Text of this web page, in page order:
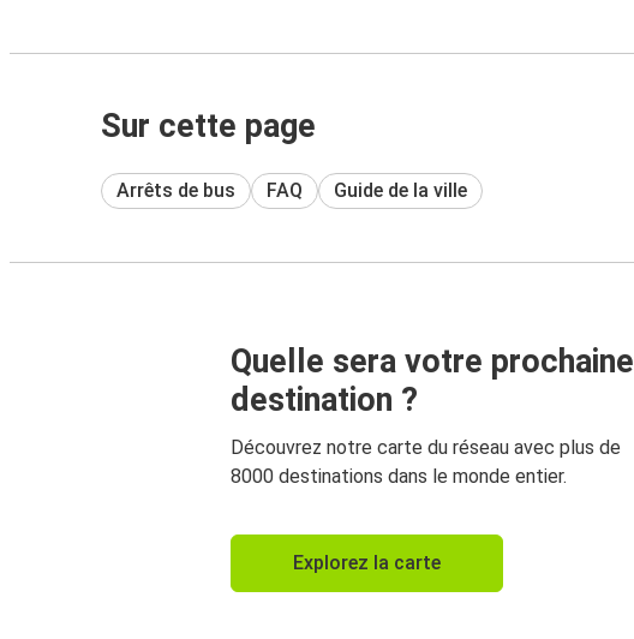
Sur cette page
Arrêts de bus FAQ Guide de la ville
Quelle sera votre prochaine
destination ?
Découvrez notre carte du réseau avec plus de
8000 destinations dans le monde entier.
Explorez la carte